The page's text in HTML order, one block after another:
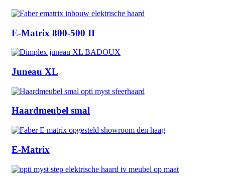
E-Matrix 800-500 II
Juneau XL
Haardmeubel smal
E-Matrix